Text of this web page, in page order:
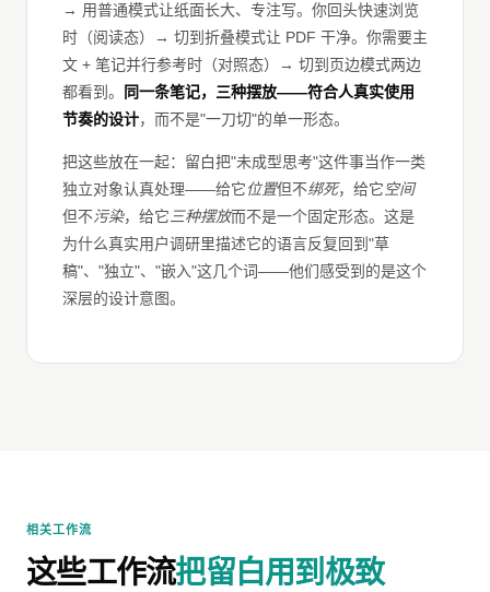
→ 用普通模式让纸面长大、专注写。你回头快速浏览
时（阅读态）→ 切到折叠模式让 PDF 干净。你需要主
文 + 笔记并行参考时（对照态）→ 切到页边模式两边
都看到。
同一条笔记，三种摆放——符合人真实使用
节奏的设计，而不是"一刀切"的单一形态。
把这些放在一起：留白把"未成型思考"这件事当作一类
独立对象认真处理——给它位置但不绑死，给它空间
但不污染，给它三种摆放而不是一个固定形态。这是
为什么真实用户调研里描述它的语言反复回到"草
稿"、"独立"、"嵌入"这几个词——他们感受到的是这个
深层的设计意图。
相关工作流
这些工作流把留白用到极致